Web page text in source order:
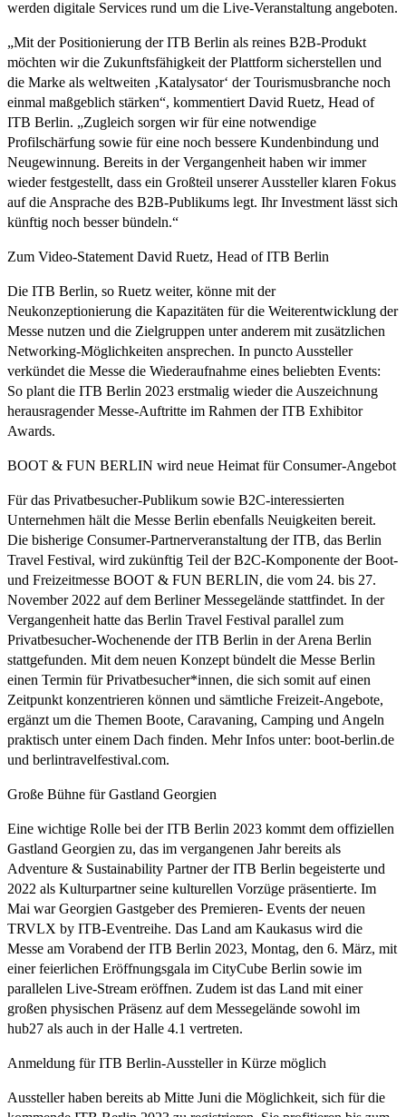
werden digitale Services rund um die Live-Veranstaltung angeboten.
„Mit der Positionierung der ITB Berlin als reines B2B-Produkt
möchten wir die Zukunftsfähigkeit der Plattform sicherstellen und
die Marke als weltweiten ‚Katalysator‘ der Tourismusbranche noch
einmal maßgeblich stärken“, kommentiert David Ruetz, Head of
ITB Berlin. „Zugleich sorgen wir für eine notwendige
Profilschärfung sowie für eine noch bessere Kundenbindung und
Neugewinnung. Bereits in der Vergangenheit haben wir immer
wieder festgestellt, dass ein Großteil unserer Aussteller klaren Fokus
auf die Ansprache des B2B-Publikums legt. Ihr Investment lässt sich
künftig noch besser bündeln.“
Zum Video-Statement David Ruetz, Head of ITB Berlin
Die ITB Berlin, so Ruetz weiter, könne mit der
Neukonzeptionierung die Kapazitäten für die Weiterentwicklung der
Messe nutzen und die Zielgruppen unter anderem mit zusätzlichen
Networking-Möglichkeiten ansprechen. In puncto Aussteller
verkündet die Messe die Wiederaufnahme eines beliebten Events:
So plant die ITB Berlin 2023 erstmalig wieder die Auszeichnung
herausragender Messe-Auftritte im Rahmen der ITB Exhibitor
Awards.
BOOT & FUN BERLIN wird neue Heimat für Consumer-Angebot
Für das Privatbesucher-Publikum sowie B2C-interessierten
Unternehmen hält die Messe Berlin ebenfalls Neuigkeiten bereit.
Die bisherige Consumer-Partnerveranstaltung der ITB, das Berlin
Travel Festival, wird zukünftig Teil der B2C-Komponente der Boot-
und Freizeitmesse BOOT & FUN BERLIN, die vom 24. bis 27.
November 2022 auf dem Berliner Messegelände stattfindet. In der
Vergangenheit hatte das Berlin Travel Festival parallel zum
Privatbesucher-Wochenende der ITB Berlin in der Arena Berlin
stattgefunden. Mit dem neuen Konzept bündelt die Messe Berlin
einen Termin für Privatbesucher*innen, die sich somit auf einen
Zeitpunkt konzentrieren können und sämtliche Freizeit-Angebote,
ergänzt um die Themen Boote, Caravaning, Camping und Angeln
praktisch unter einem Dach finden. Mehr Infos unter: boot-berlin.de
und berlintravelfestival.com.
Große Bühne für Gastland Georgien
Eine wichtige Rolle bei der ITB Berlin 2023 kommt dem offiziellen
Gastland Georgien zu, das im vergangenen Jahr bereits als
Adventure & Sustainability Partner der ITB Berlin begeisterte und
2022 als Kulturpartner seine kulturellen Vorzüge präsentierte. Im
Mai war Georgien Gastgeber des Premieren- Events der neuen
TRVLX by ITB-Eventreihe. Das Land am Kaukasus wird die
Messe am Vorabend der ITB Berlin 2023, Montag, den 6. März, mit
einer feierlichen Eröffnungsgala im CityCube Berlin sowie im
parallelen Live-Stream eröffnen. Zudem ist das Land mit einer
großen physischen Präsenz auf dem Messegelände sowohl im
hub27 als auch in der Halle 4.1 vertreten.
Anmeldung für ITB Berlin-Aussteller in Kürze möglich
Aussteller haben bereits ab Mitte Juni die Möglichkeit, sich für die